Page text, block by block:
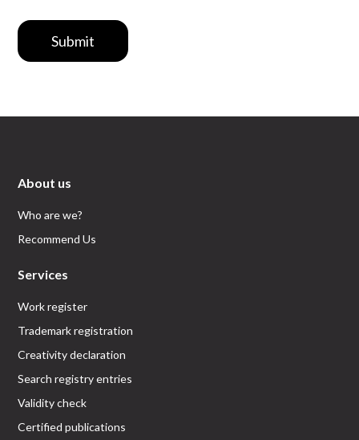
Submit
About us
Who are we?
Recommend Us
Services
Work register
Trademark registration
Creativity declaration
Search registry entries
Validity check
Certified publications